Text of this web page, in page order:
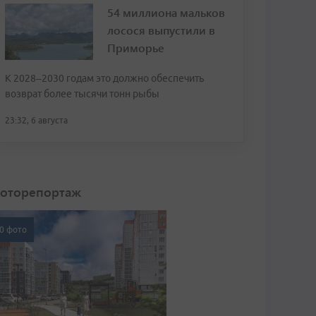
54 миллиона мальков
лосося выпустили в
Приморье
К 2028–2030 годам это должно обеспечить
возврат более тысячи тонн рыбы
23:32, 6 августа
фото